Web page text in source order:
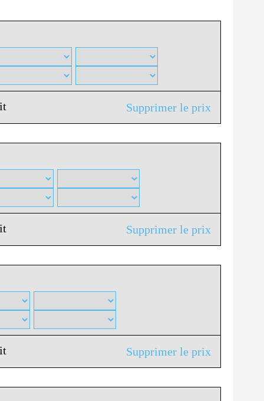
Supprimer le prix
Supprimer le prix
Supprimer le prix